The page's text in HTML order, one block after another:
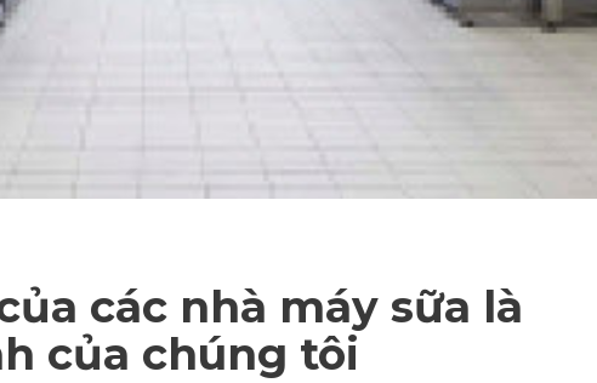
các nhà máy sữa là
của chúng tôi